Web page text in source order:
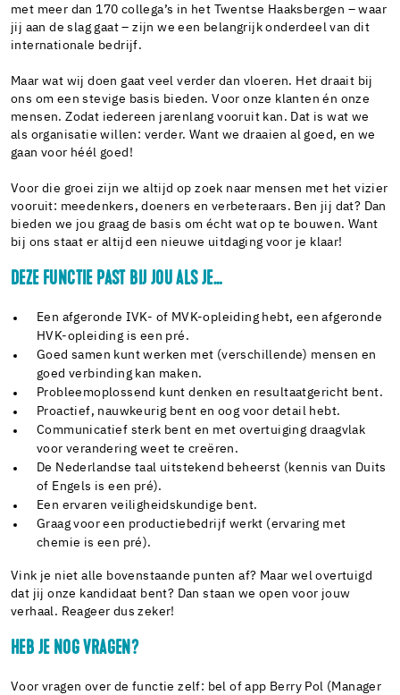
met meer dan 170 collega’s in het Twentse Haaksbergen – waar
jij aan de slag gaat – zijn we een belangrijk onderdeel van dit
internationale bedrijf.
Maar wat wij doen gaat veel verder dan vloeren. Het draait bij
ons om een stevige basis bieden. Voor onze klanten én onze
mensen. Zodat iedereen jarenlang vooruit kan. Dat is wat we
als organisatie willen: verder. Want we draaien al goed, en we
gaan voor héél goed!
Voor die groei zijn we altijd op zoek naar mensen met het vizier
vooruit: meedenkers, doeners en verbeteraars. Ben jij dat? Dan
bieden we jou graag de basis om écht wat op te bouwen. Want
bij ons staat er altijd een nieuwe uitdaging voor je klaar!
DEZE FUNCTIE PAST BIJ JOU ALS JE…
Een afgeronde IVK- of MVK-opleiding hebt, een afgeronde
HVK-opleiding is een pré.
Goed samen kunt werken met (verschillende) mensen en
goed verbinding kan maken.
Probleemoplossend kunt denken en resultaatgericht bent.
Proactief, nauwkeurig bent en oog voor detail hebt.
Communicatief sterk bent en met overtuiging draagvlak
voor verandering weet te creëren.
De Nederlandse taal uitstekend beheerst (kennis van Duits
of Engels is een pré).
Een ervaren veiligheidskundige bent.
Graag voor een productiebedrijf werkt (ervaring met
chemie is een pré).
Vink je niet alle bovenstaande punten af? Maar wel overtuigd
dat jij onze kandidaat bent? Dan staan we open voor jouw
verhaal. Reageer dus zeker!
HEB JE NOG VRAGEN?
Voor vragen over de functie zelf: bel of app Berry Pol (Manager